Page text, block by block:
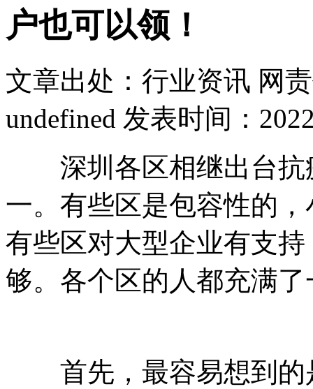
户也可以领！
文章出处：行业资讯 网
undefined 发表时间：
深圳各区相继出台抗
一。有些区是包容性的
有些区对大型企业有支
够。各个区的人都充满
首先，最容易想到的